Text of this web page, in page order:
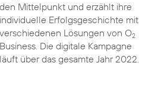
den Mittelpunkt und erzählt ihre
individuelle Erfolgsgeschichte mit
verschiedenen Lösungen von O2
Business. Die digitale Kampagne
läuft über das gesamte Jahr 2022.